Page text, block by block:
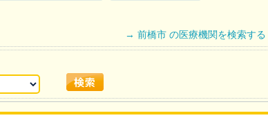
→ 前橋市 の医療機関を検索する